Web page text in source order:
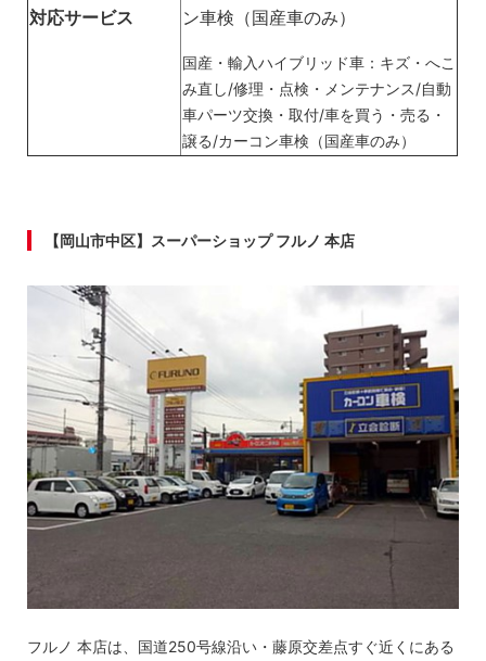
対応サービス
ン車検（国産車のみ）
国産・輸入ハイブリッド車：キズ・へこ
み直し/修理・点検・メンテナンス/自動
車パーツ交換・取付/車を買う・売る・
譲る/カーコン車検（国産車のみ）
【岡山市中区】スーパーショップ フルノ 本店
フルノ 本店は、国道250号線沿い・藤原交差点すぐ近くにある